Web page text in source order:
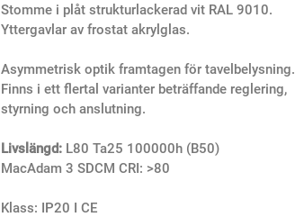
Stomme i plåt strukturlackerad vit RAL 9010.
Yttergavlar av frostat akrylglas.
Asymmetrisk optik framtagen för tavelbelysning.
Finns i ett flertal varianter beträffande reglering,
styrning och anslutning.
Livslängd: L80 Ta25 100000h (B50)
MacAdam 3 SDCM CRI: >80
Klass: IP20 I CE